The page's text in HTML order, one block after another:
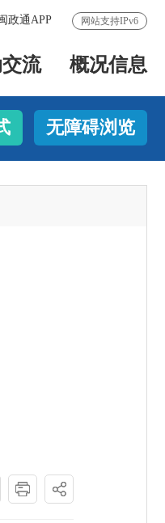
网站支持IPv6
政通APP
流 概况信息
无障碍浏览